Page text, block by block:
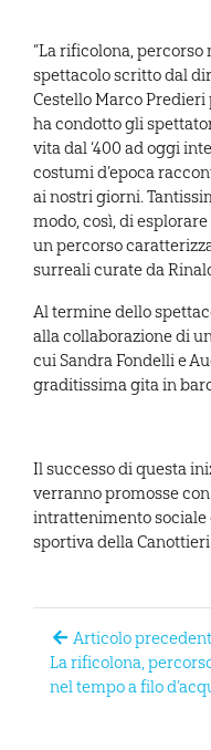
“La rificolona, percorso
spettacolo scritto dal
Cestello Marco
ha condotto gli
vita dal ‘400 ad oggi
costumi d’epoca
ai nostri giorni.
modo, così, di
un percorso
surreali curate da
Al termine dello
alla collaborazione di
cui Sandra Fondelli e
graditissima gita in
Il successo di questa
verranno promosse
intrattenimento sociale
sportiva della
Articolo
La rificolona,
nel tempo a filo